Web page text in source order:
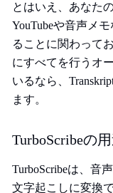
とはいえ、あなた
YouTubeや音声メ
ることに関わって
にすべてを行うオ
いるなら、
ます。
TurboScribeの
TurboScribeは、音
文字起こしに変換